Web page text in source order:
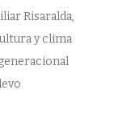
Risaralda,
y clima